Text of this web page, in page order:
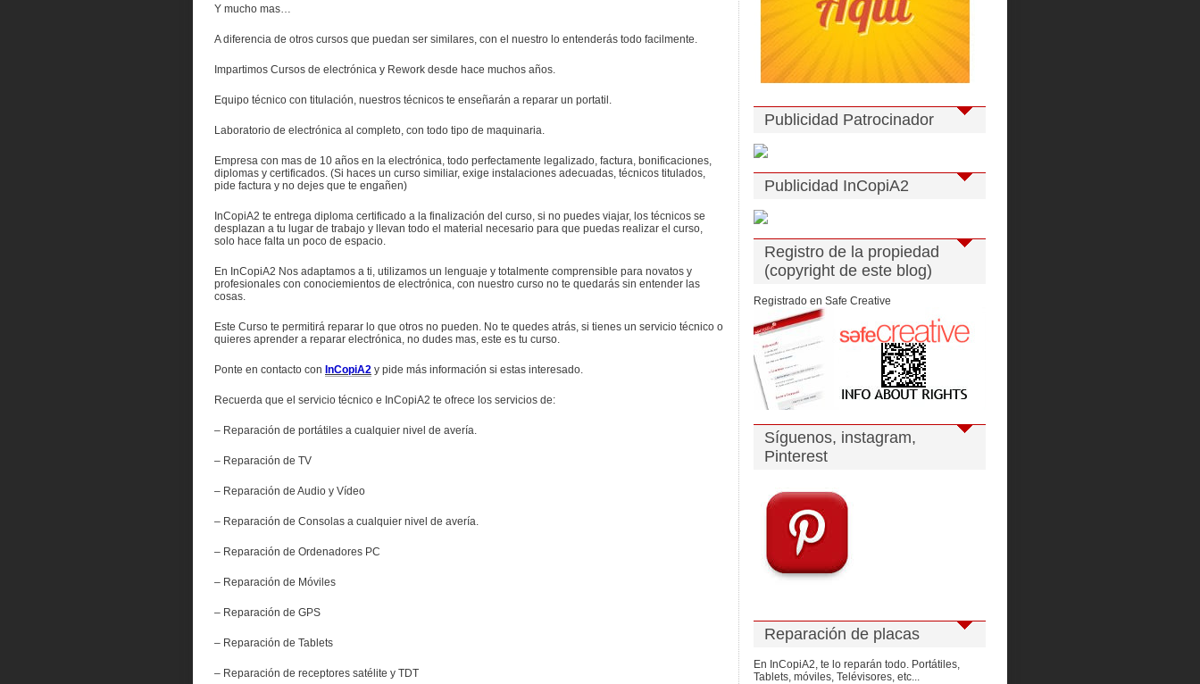
Y mucho mas…
A diferencia de otros cursos que puedan ser similares, con el nuestro lo entenderás todo facilmente.
Impartimos Cursos de electrónica y Rework desde hace muchos años.
Equipo técnico con titulación, nuestros técnicos te enseñarán a reparar un portatil.
Laboratorio de electrónica al completo, con todo tipo de maquinaria.
Empresa con mas de 10 años en la electrónica, todo perfectamente legalizado, factura, bonificaciones,
diplomas y certificados. (Si haces un curso similiar, exige instalaciones adecuadas, técnicos titulados,
pide factura y no dejes que te engañen)
InCopiA2 te entrega diploma certificado a la finalización del curso, si no puedes viajar, los técnicos se
desplazan a tu lugar de trabajo y llevan todo el material necesario para que puedas realizar el curso,
solo hace falta un poco de espacio.
En InCopiA2 Nos adaptamos a ti, utilizamos un lenguaje y totalmente comprensible para novatos y
profesionales con conociemientos de electrónica, con nuestro curso no te quedarás sin entender las
cosas.
Este Curso te permitirá reparar lo que otros no pueden. No te quedes atrás, si tienes un servicio técnico o
quieres aprender a reparar electrónica, no dudes mas, este es tu curso.
Ponte en contacto con InCopiA2 y pide más información si estas interesado.
Recuerda que el servicio técnico e InCopiA2 te ofrece los servicios de:
– Reparación de portátiles a cualquier nivel de avería.
– Reparación de TV
– Reparación de Audio y Vídeo
– Reparación de Consolas a cualquier nivel de avería.
– Reparación de Ordenadores PC
– Reparación de Móviles
– Reparación de GPS
– Reparación de Tablets
– Reparación de receptores satélite y TDT
Publicidad Patrocinador
Publicidad InCopiA2
Registro de la propiedad
(copyright de este blog)
Registrado en Safe Creative
Síguenos, instagram,
Pinterest
Reparación de placas
En InCopiA2, te lo reparán todo. Portátiles,
Tablets, móviles, Telévisores, etc...